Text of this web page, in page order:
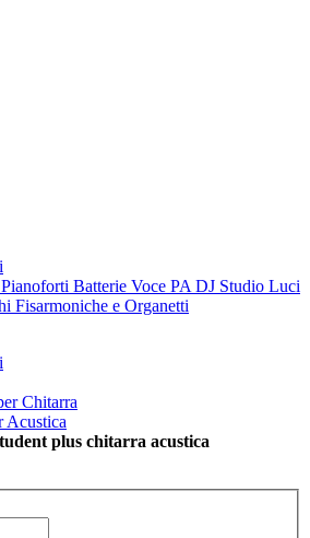
Batterie Voce PA DJ Studio Luci
Fisarmoniche e Organetti
Chitarra
Acustica
plus chitarra acustica